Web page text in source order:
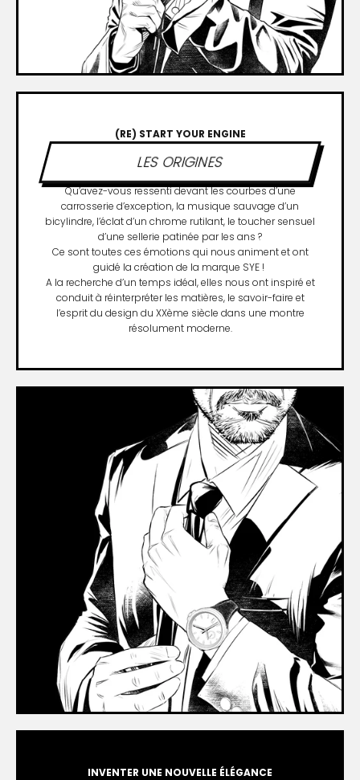
(RE) START YOUR ENGINE
LES ORIGINES
Qu’avez-vous ressenti devant les courbes d’une
carrosserie d’exception, la musique sauvage d’un
bicylindre, l’éclat d’un chrome rutilant, le toucher sensuel
d’une sellerie patinée par les ans ?
Ce sont toutes ces émotions qui nous animent et ont
guidé la création de la marque SYE !
A la recherche d’un temps idéal, elles nous ont inspiré et
conduit à réinterpréter les matières, le savoir-faire et
l’esprit du design du XXème siècle dans une montre
résolument moderne.
INVENTER UNE NOUVELLE ÉLÉGANCE